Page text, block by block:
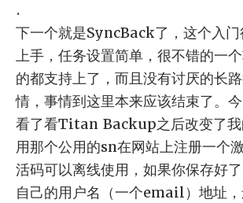
.
下一个就是SyncBack了，这个入门
上手，任务设置简单，很不错的一
的都支持上了，而且没有讨厌的长
情，事情到这里本来应该结束了。
看了看Titan Backup之后改变了我
用那个公用的sn在网站上注册一个
活码可以离线使用，如果你保存好
自己的用户名（一个email）地址